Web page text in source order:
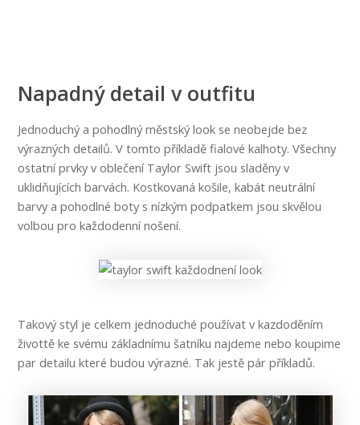
Napadný detail v outfitu
Jednoduchý a pohodlný městský look se neobejde bez
výrazných detailů. V tomto příkladě fialové kalhoty. Všechny
ostatní prvky v oblečení Taylor Swift jsou sladěny v
uklidňujících barvách. Kostkovaná košile, kabát neutrální
barvy a pohodlné boty s nízkým podpatkem jsou skvělou
volbou pro každodenní nošení.
Takový styl je celkem jednoduché používat v kazdoděním
živottě ke svému základnímu šatníku najdeme nebo koupime
par detailu které budou výrazné. Tak jestě pár příkladů.